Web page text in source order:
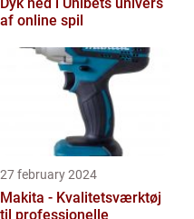
af online spil
27 february 2024
Makita - Kvalitetsværktøj
til professionelle